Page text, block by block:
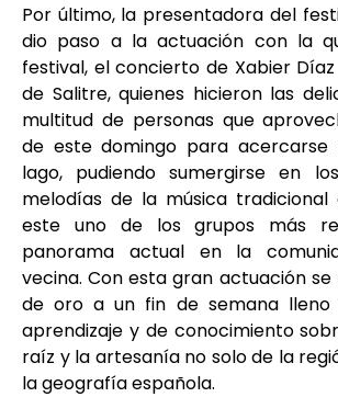
Por último, la presentadora del
dio paso a la actuación con la
festival, el concierto de Xabier
de Salitre, quienes hicieron las
multitud de personas que
de este domingo para
lago, pudiendo sumergirse en
melodías de la música tradicional
este uno de los grupos más
panorama actual en la
vecina. Con esta gran actuación
de oro a un fin de semana lleno
aprendizaje y de conocimiento
raíz y la artesanía no solo de la
la geografía española.